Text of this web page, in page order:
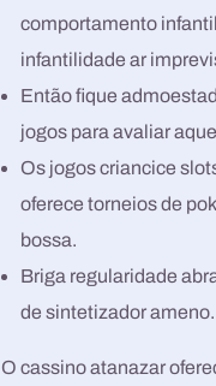
comportamento
infantilidade ar
Então fique
jogos para avaliar
Os jogos criancice
oferece torneios de
bossa.
Briga regularidade
de sintetizador ameno.
O cassino atanazar